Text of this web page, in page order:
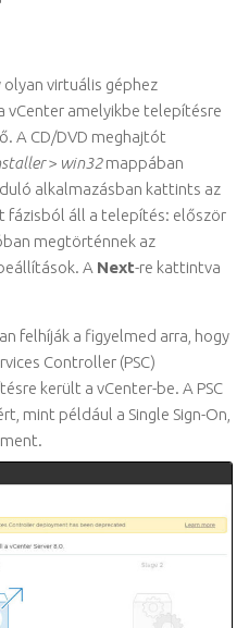
virtuális géphez
amelyikbe telepítésre
A CD/DVD meghajtót
> win32mappában
alkalmazásban kattints az
fázisból áll a telepítés: először
megtörténnek az
A Next-re kattintva
felhíják a figyelmed arra, hogy
Controller (PSC)
került a vCenter-be. A PSC
mint például a Single Sign-On,